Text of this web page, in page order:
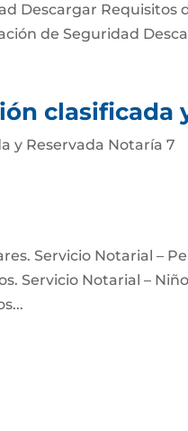
Descargar Requisitos
de Seguridad
clasificada
y Reservada Notaría 7
Servicio Notarial –
Servicio Notarial –